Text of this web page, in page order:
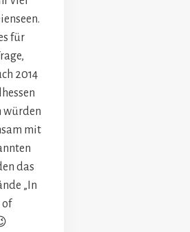
für
2014
würden
mit
das
„In
of